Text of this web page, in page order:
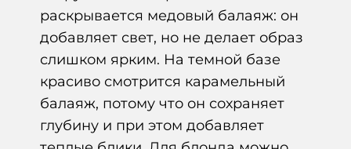
раскрывается медовый балаяж: он
добавляет свет, но не делает образ
слишком ярким. На темной базе
красиво смотрится карамельный
балаяж, потому что он сохраняет
глубину и при этом добавляет